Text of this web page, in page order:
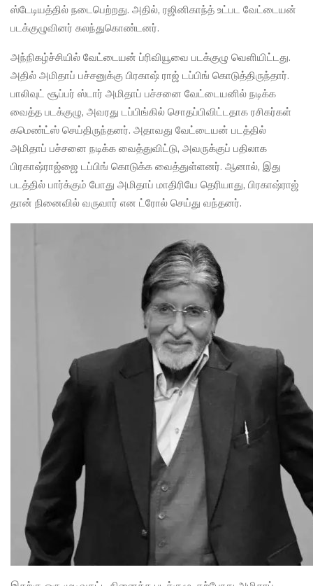
ஸ்டேடியத்தில் நடைபெற்றது. அதில், ரஜினிகாந்த் உட்பட வேட்டையன்
படக்குழுவினர் கலந்துகொண்டனர்.
அந்நிகழ்ச்சியில் வேட்டையன் ப்ரிவியூவை படக்குழு வெளியிட்டது.
அதில் அமிதாப் பச்சனுக்கு பிரகாஷ் ராஜ் டப்பிங் கொடுத்திருந்தார்.
பாலிவுட் சூப்பர் ஸ்டார் அமிதாப் பச்சனை வேட்டையனில் நடிக்க
வைத்த படக்குழு, அவரது டப்பிங்கில் சொதப்பிவிட்டதாக ரசிகர்கள்
கமெண்ட்ஸ் செய்திருந்தனர். அதாவது வேட்டையன் படத்தில்
அமிதாப் பச்சனை நடிக்க வைத்துவிட்டு, அவருக்குப் பதிலாக
பிரகாஷ்ராஜ்ஜை டப்பிங் கொடுக்க வைத்துள்ளனர். ஆனால், இது
படத்தில் பார்க்கும் போது அமிதாப் மாதிரியே தெரியாது, பிரகாஷ்ராஜ்
தான் நினைவில் வருவார் என ட்ரோல் செய்து வந்தனர்.